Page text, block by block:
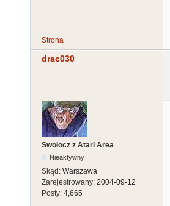
Strona
drac030
Swołocz z Atari Area
Nieaktywny
Skąd: Warszawa
Zarejestrowany: 2004-09-12
Posty: 4,665